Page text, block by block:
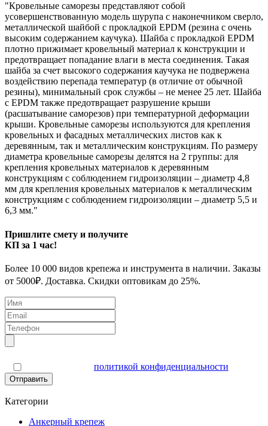
"Кровельные саморезы представляют собой
усовершенствованную модель шурупа с наконечником сверло,
металлической шайбой с прокладкой EPDM (резина с очень
высоким содержанием каучука). Шайба с прокладкой EPDM
плотно прижимает кровельный материал к конструкции и
предотвращает попадание влаги в места соединения. Такая
шайба за счет высокого содержания каучука не подвержена
воздействию перепада температур (в отличие от обычной
резины), минимальный срок службы – не менее 25 лет. Шайба
с EPDM также предотвращает разрушение крыши
(расшатывание саморезов) при температурной деформации
крыши. Кровельные саморезы используются для крепления
кровельных и фасадных металлических листов как к
деревянным, так и металлическим конструкциям. По размеру
диаметра кровельные саморезы делятся на 2 группы: для
крепления кровельных материалов к деревянным
конструкциям с соблюдением гидроизоляции – диаметр 4,8
мм для крепления кровельных материалов к металлическим
конструкциям с соблюдением гидроизоляции – диаметр 5,5 и
6,3 мм."
Пришлите смету и получите
КП за 1 час!
Более 10 000 видов крепежа и инструмента в наличии. Заказы
от 5000₽. Доставка. Скидки оптовикам до 25%.
политикой конфиденциальности
Отправить
Категории
Анкерный крепеж